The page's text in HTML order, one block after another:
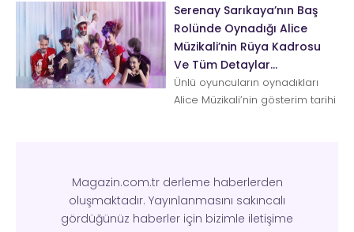
Serenay Sarıkaya’nın Baş
Rolünde Oynadığı Alice
Müzikali’nin Rüya Kadrosu
Ve Tüm Detaylar…
Ünlü oyuncuların oynadıkları
Alice Müzikali’nin gösterim tarihi
Magazin.com.tr derleme haberlerden
oluşmaktadır. Yayınlanmasını sakıncalı
gördüğünüz haberler için bizimle iletişime